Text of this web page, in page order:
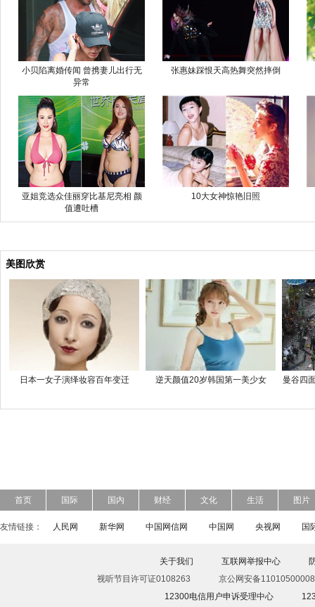
小贝陷离婚传闻 曾携妻儿出行无
异常
张惠妹踩恨天高热舞突然摔倒
亚姐竞选众佳丽穿比基尼亮相 颜
值遭吐槽
10大女神惊艳旧照
美图欣赏
日本一女子演绎妆容百年变迁 逆天颜值20岁韩国第一美少女 曼谷四
首页 国际 国内 财经 文化 生活 图片
友情链接： 人民网 新华网 中国网信网 中国网 央视网 国
关于我们 互联网举报中心
视听节目许可证0108263
京公网安备
12300电信用户申诉受理中心